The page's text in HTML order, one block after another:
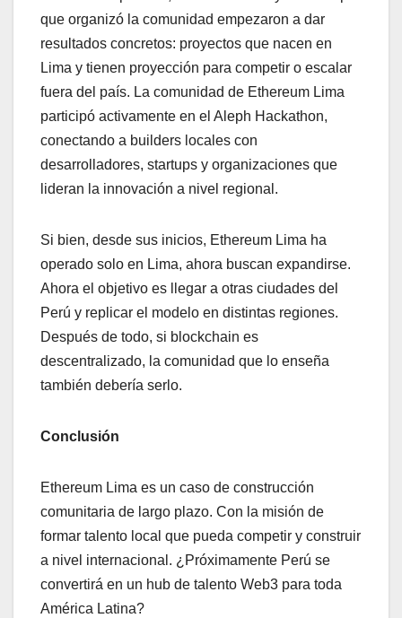
que organizó la comunidad empezaron a dar
resultados concretos: proyectos que nacen en
Lima y tienen proyección para competir o escalar
fuera del país. La comunidad de Ethereum Lima
participó activamente en el Aleph Hackathon,
conectando a builders locales con
desarrolladores, startups y organizaciones que
lideran la innovación a nivel regional.
Si bien, desde sus inicios, Ethereum Lima ha
operado solo en Lima, ahora buscan expandirse.
Ahora el objetivo es llegar a otras ciudades del
Perú y replicar el modelo en distintas regiones.
Después de todo, si blockchain es
descentralizado, la comunidad que lo enseña
también debería serlo.
Conclusión
Ethereum Lima es un caso de construcción
comunitaria de largo plazo. Con la misión de
formar talento local que pueda competir y construir
a nivel internacional. ¿Próximamente Perú se
convertirá en un hub de talento Web3 para toda
América Latina?